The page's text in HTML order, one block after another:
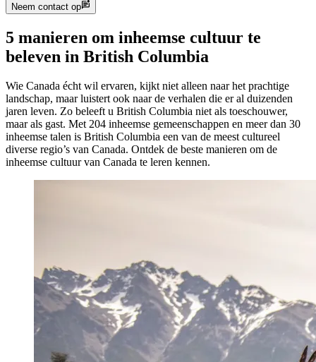
Neem contact op
5 manieren om inheemse cultuur te
beleven in British Columbia
Wie Canada écht wil ervaren, kijkt niet alleen naar het prachtige
landschap, maar luistert ook naar de verhalen die er al duizenden
jaren leven. Zo beleeft u British Columbia niet als toeschouwer,
maar als gast. Met 204 inheemse gemeenschappen en meer dan 30
inheemse talen is British Columbia een van de meest cultureel
diverse regio’s van Canada. Ontdek de beste manieren om de
inheemse cultuur van Canada te leren kennen.